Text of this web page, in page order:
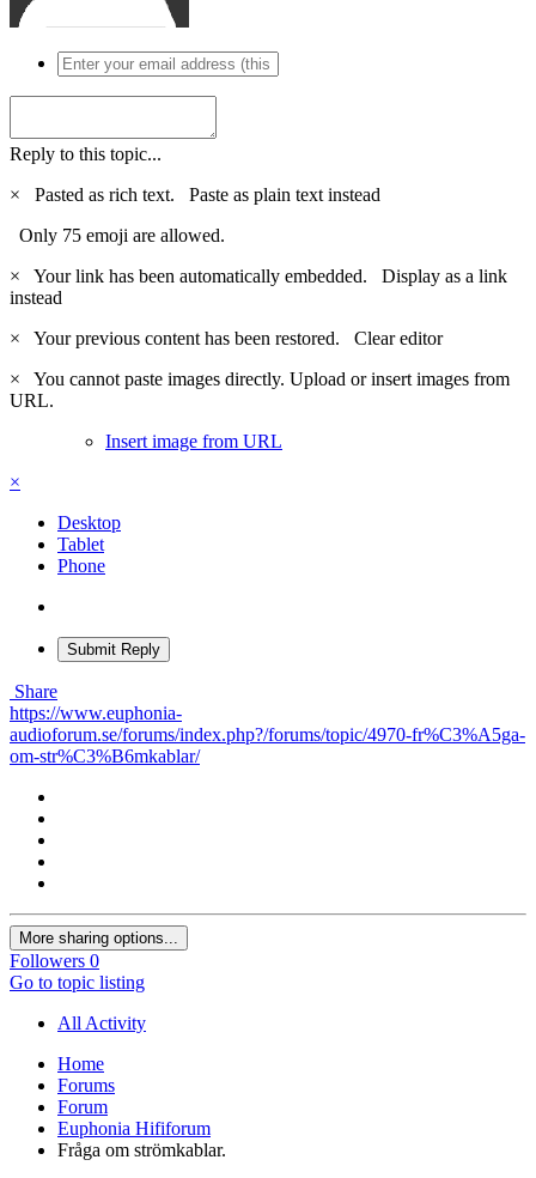
Reply to this topic...
×
Pasted as rich text. Paste as plain text instead
Only 75 emoji are allowed.
×
Your link has been automatically embedded. Display as a link
instead
×
Your previous content has been restored. Clear editor
×
You cannot paste images directly. Upload or insert images from
URL.
Insert image from URL
×
Desktop
Tablet
Phone
Submit Reply
Share
https://www.euphonia-
audioforum.se/forums/index.php?/forums/topic/4970-fr%C3%A5ga-
om-str%C3%B6mkablar/
More sharing options...
Followers 0
Go to topic listing
All Activity
Home
Forums
Forum
Euphonia Hififorum
Fråga om strömkablar.